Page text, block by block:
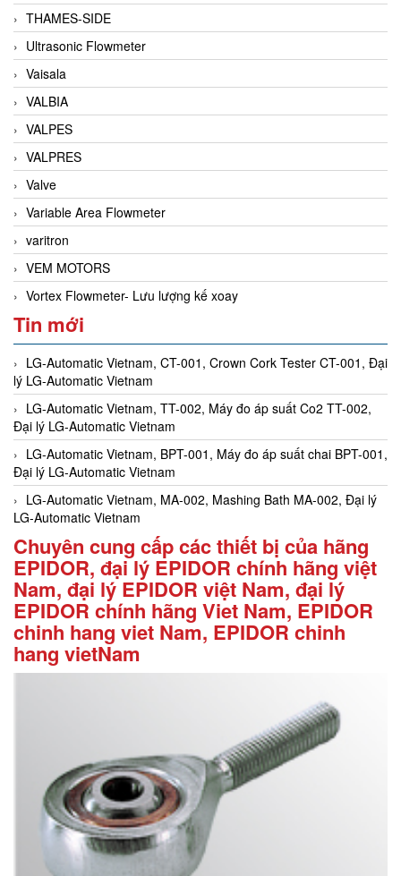
THAMES-SIDE
Ultrasonic Flowmeter
Vaisala
VALBIA
VALPES
VALPRES
Valve
Variable Area Flowmeter
varitron
VEM MOTORS
Vortex Flowmeter- Lưu lượng kế xoay
Tin mới
LG-Automatic Vietnam, CT-001, Crown Cork Tester CT-001, Đại
lý LG-Automatic Vietnam
LG-Automatic Vietnam, TT-002, Máy đo áp suất Co2 TT-002,
Đại lý LG-Automatic Vietnam
LG-Automatic Vietnam, BPT-001, Máy đo áp suất chai BPT-001,
Đại lý LG-Automatic Vietnam
LG-Automatic Vietnam, MA-002, Mashing Bath MA-002, Đại lý
LG-Automatic Vietnam
Chuyên cung cấp các thiết bị của hãng
EPIDOR, đại lý EPIDOR chính hãng việt
Nam, đại lý EPIDOR việt Nam, đại lý
EPIDOR chính hãng Viet Nam, EPIDOR
chinh hang viet Nam, EPIDOR chinh
hang vietNam